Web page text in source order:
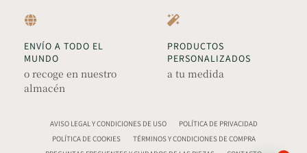
ENVÍO A TODO EL
MUNDO
o recoge en nuestro
almacén
PRODUCTOS
PERSONALIZADOS
a tu medida
AVISO LEGAL Y CONDICIONES DE USO
POLÍTICA DE PRIVACIDAD
POLÍTICA DE COOKIES
TÉRMINOS Y CONDICIONES DE COMPRA